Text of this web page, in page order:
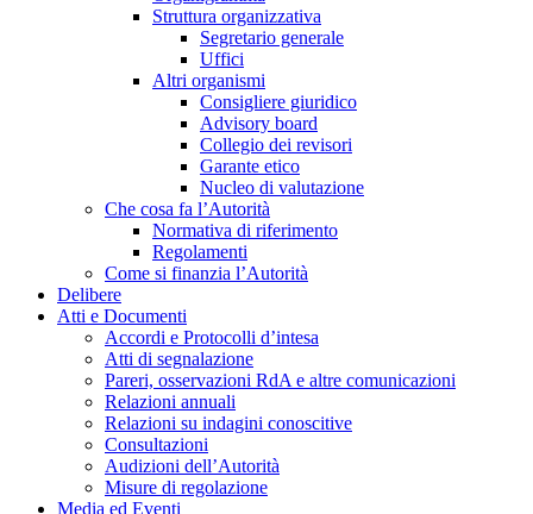
Struttura organizzativa
Segretario generale
Uffici
Altri organismi
Consigliere giuridico
Advisory board
Collegio dei revisori
Garante etico
Nucleo di valutazione
Che cosa fa l’Autorità
Normativa di riferimento
Regolamenti
Come si finanzia l’Autorità
Delibere
Atti e Documenti
Accordi e Protocolli d’intesa
Atti di segnalazione
Pareri, osservazioni RdA e altre comunicazioni
Relazioni annuali
Relazioni su indagini conoscitive
Consultazioni
Audizioni dell’Autorità
Misure di regolazione
Media ed Eventi